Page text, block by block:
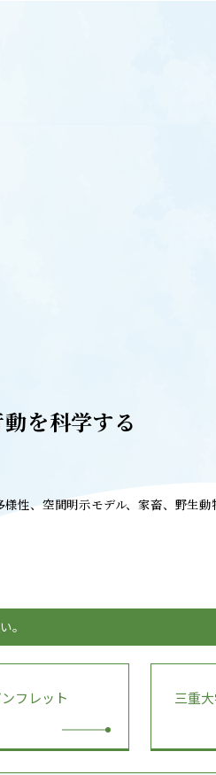
ACADEMICS
社会連携
BULLETIN
生物資源学研
を科学する
性、空間明示モデル、家畜、野生動
。
フレット 三重